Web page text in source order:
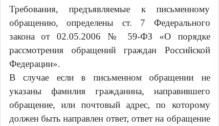
Требования, предъявляемые к письменному
обращению, определены ст. 7 Федерального
закона от 02.05.2006 № 59-ФЗ «О порядке
рассмотрения обращений граждан Российской
Федерации».
В случае если в письменном обращении не
указаны фамилия гражданина, направившего
обращение, или почтовый адрес, по которому
должен быть направлен ответ, ответ на обращение